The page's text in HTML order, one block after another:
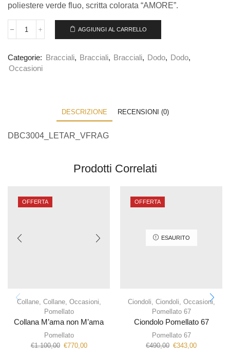
poliestere verde fluo, scritta colorata “AMORE”.
AGGIUNGI AL CARRELLO
Categorie: Bracciali, Bracciali, Bracciali, Dodo, Dodo,
Occasioni
DESCRIZIONE RECENSIONI (0)
DBC3004_LETAR_VFRAG
Prodotti Correlati
OFFERTA
Collane, Collane, Occasioni,
Pomellato
Collana M’ama non M’ama
Pomellato
€1.100,00 €770,00
OFFERTA
ESAURITO
Ciondoli, Ciondoli, Occasioni,
Pomellato 67
Ciondolo Pomellato 67
Pomellato 67
€490,00 €343,00